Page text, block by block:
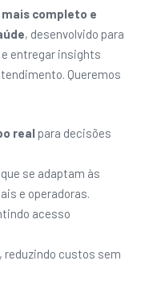
mais completo e
, desenvolvido para
entregar insights
Queremos
real para decisões
que se adaptam às
e operadoras.
acesso
, reduzindo custos sem